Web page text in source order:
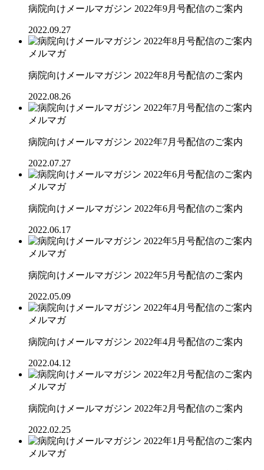
病院向けメールマガジン 2022年9月号配信のご案内
2022.09.27
メルマガ
病院向けメールマガジン 2022年8月号配信のご案内
2022.08.26
メルマガ
病院向けメールマガジン 2022年7月号配信のご案内
2022.07.27
メルマガ
病院向けメールマガジン 2022年6月号配信のご案内
2022.06.17
メルマガ
病院向けメールマガジン 2022年5月号配信のご案内
2022.05.09
メルマガ
病院向けメールマガジン 2022年4月号配信のご案内
2022.04.12
メルマガ
病院向けメールマガジン 2022年2月号配信のご案内
2022.02.25
メルマガ